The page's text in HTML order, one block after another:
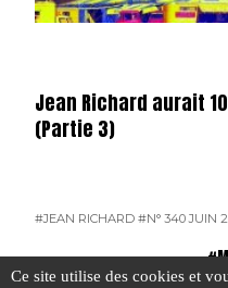
Jean Richard aurait
(Partie 3)
#JEAN RICHARD #N° 340 JUIN
Ce site utilise des cookies et